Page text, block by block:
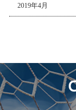
2019年4月